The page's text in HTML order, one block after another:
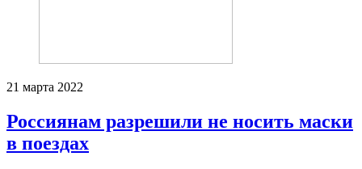
21 марта 2022
Россиянам разрешили не носить маски
в поездах